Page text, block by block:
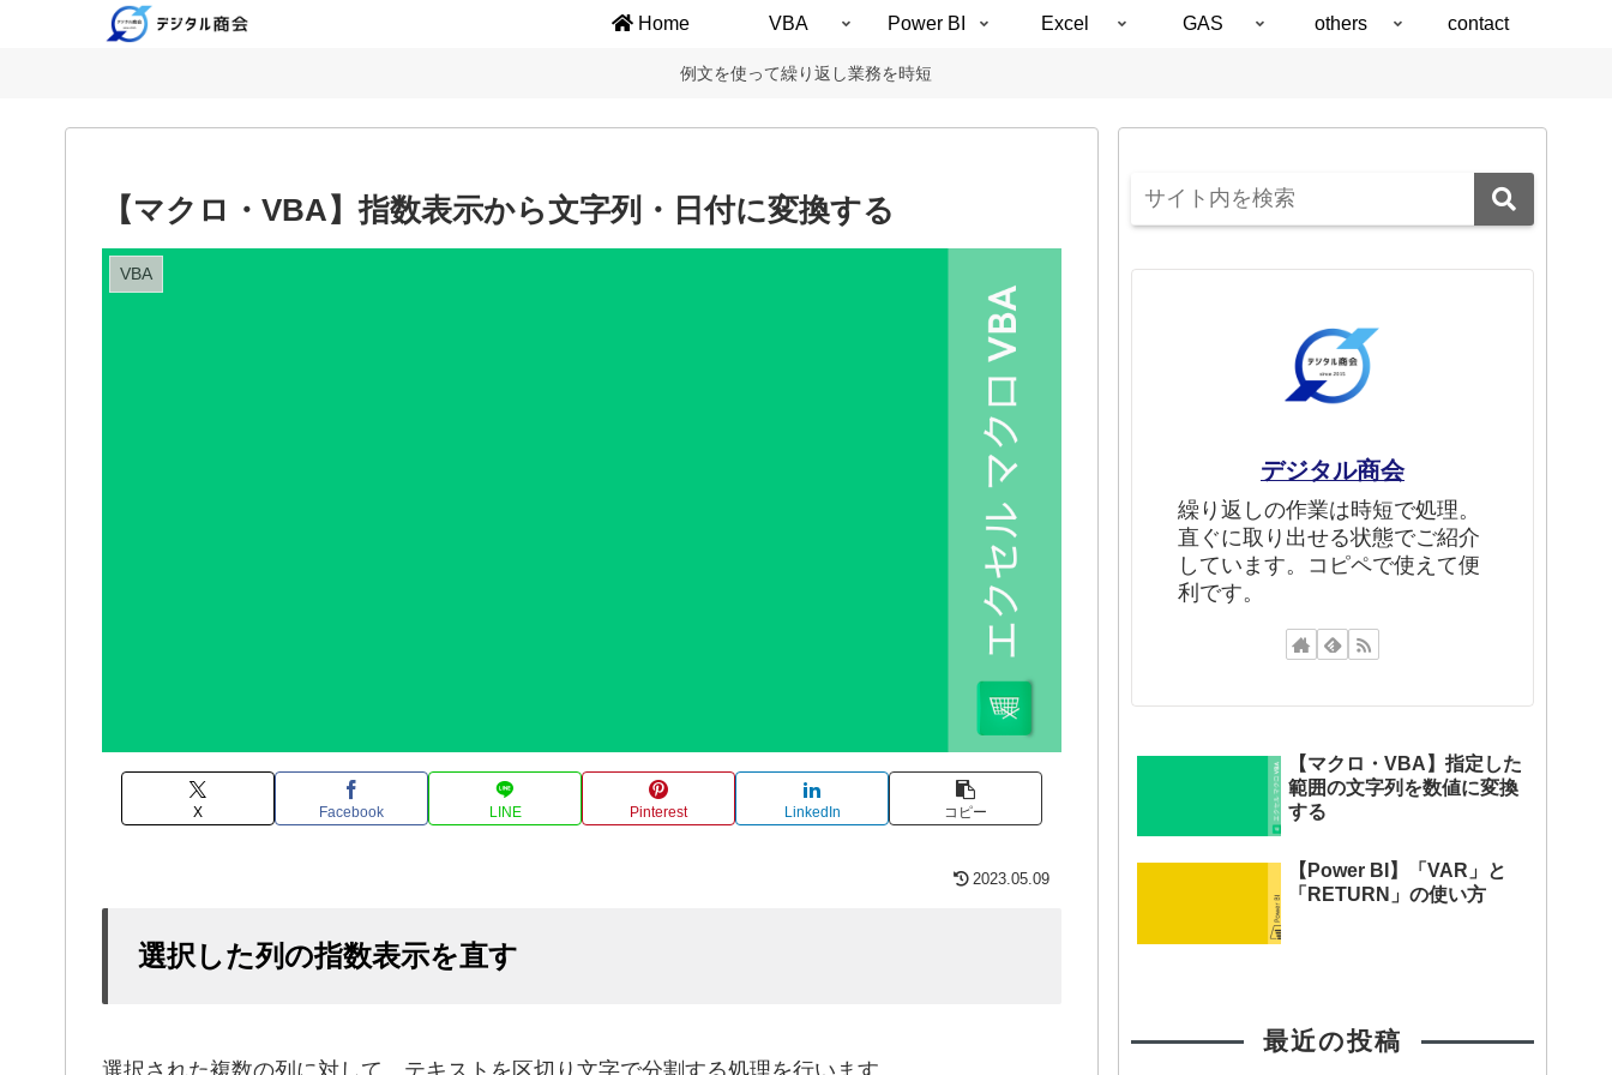
Home VBA Power BI Excel GAS others contact
例文を使って繰り返し業務を時短
【マクロ・VBA】指数表示から文字列・日付に変換する
VBA
X Facebook LINE Pinterest LinkedIn コピー
2023.05.09
選択した列の指数表示を直す
デジタル商会
繰り返しの作業は時短で処理。
直ぐに取り出せる状態でご紹介
しています。コピペで使えて便
利です。
【マクロ・VBA】指定した
範囲の文字列を数値に変換
する
【Power BI】「VAR」と
「RETURN」の使い方
最近の投稿